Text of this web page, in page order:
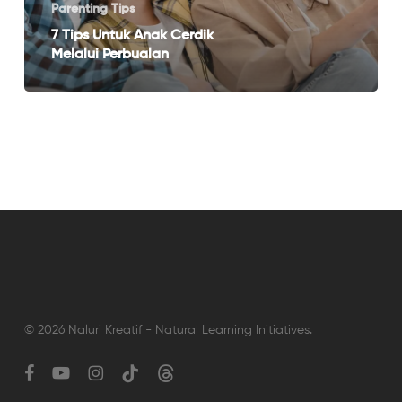
Perbualan
Parenting Tips
7 Tips Untuk Anak Cerdik
Melalui Perbualan
© 2026 Naluri Kreatif - Natural Learning Initiatives.
facebookyoutubeinstagram
tiktok threads